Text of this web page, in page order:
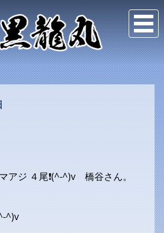
アジ ４尾❗(^-^)v 橋谷さん。
^)v